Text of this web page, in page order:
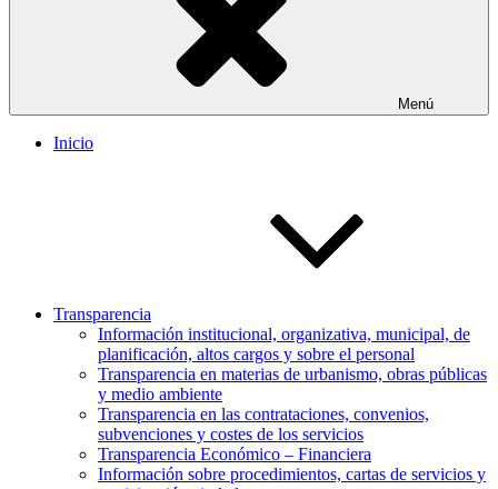
Menú
Inicio
Transparencia
Información institucional, organizativa, municipal, de
planificación, altos cargos y sobre el personal
Transparencia en materias de urbanismo, obras públicas
y medio ambiente
Transparencia en las contrataciones, convenios,
subvenciones y costes de los servicios
Transparencia Económico – Financiera
Información sobre procedimientos, cartas de servicios y